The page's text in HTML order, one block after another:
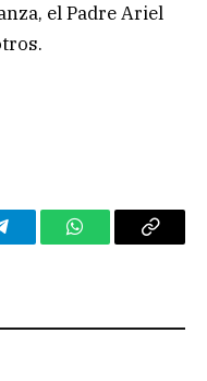
el Padre Ariel
WhatsAppCopy